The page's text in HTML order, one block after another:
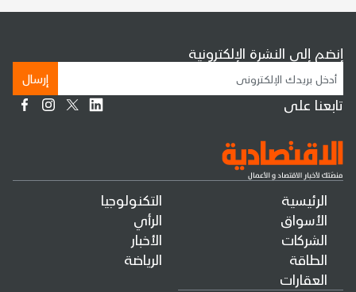
الرئيسية
الأسواق
الشركات
الطاقة
العقارات
التكنولوجيا
الرأي
الأخبار
الرياضة
إنضم إلى النشرة الإلكترونية
إرسال
تابعنا على